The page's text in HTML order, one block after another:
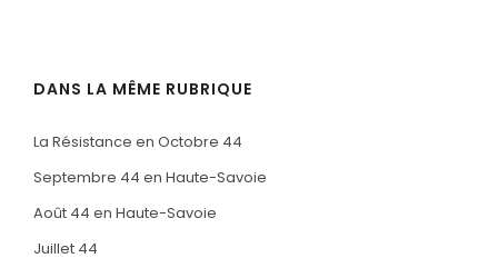
DANS LA MÊME RUBRIQUE
La Résistance en Octobre 44
Septembre 44 en Haute-Savoie
Août 44 en Haute-Savoie
Juillet 44